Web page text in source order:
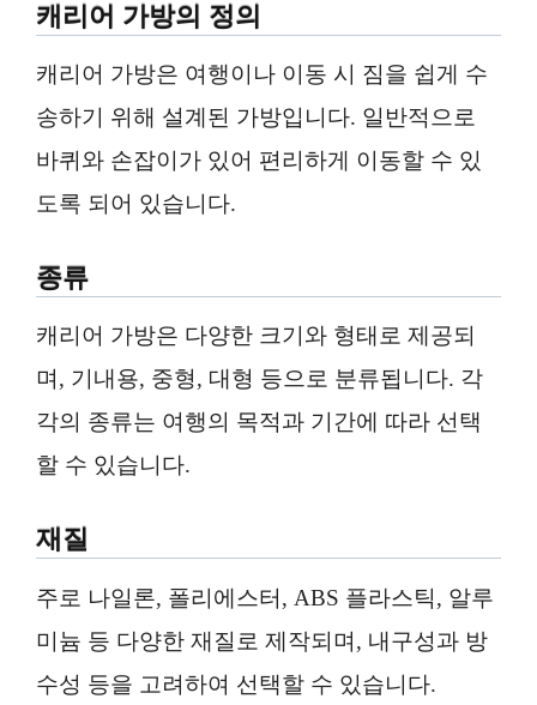
캐리어 가방의 정의
캐리어 가방은 여행이나 이동 시 짐을 쉽게 수
송하기 위해 설계된 가방입니다. 일반적으로
바퀴와 손잡이가 있어 편리하게 이동할 수 있
도록 되어 있습니다.
종류
캐리어 가방은 다양한 크기와 형태로 제공되
며, 기내용, 중형, 대형 등으로 분류됩니다. 각
각의 종류는 여행의 목적과 기간에 따라 선택
할 수 있습니다.
재질
주로 나일론, 폴리에스터, ABS 플라스틱, 알루
미늄 등 다양한 재질로 제작되며, 내구성과 방
수성 등을 고려하여 선택할 수 있습니다.